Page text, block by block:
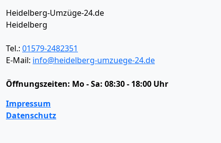
Heidelberg-Umzüge-24.de
Heidelberg
Tel.: 01579-2482351
E-Mail: info@heidelberg-umzuege-24.de
Öffnungszeiten: Mo - Sa: 08:30 - 18:00 Uhr
Impressum
Datenschutz